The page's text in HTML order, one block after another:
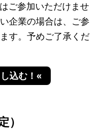
ご参加いただけませ
企業の場合は、ご参
す。予めご了承くだ
込む！«
）